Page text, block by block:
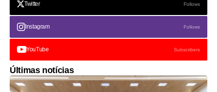
Twitter Follows
Instagram Follows
YouTube Subscribers
Últimas notícias